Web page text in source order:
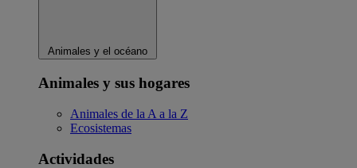
Animales y el océano
Animales y sus hogares
Animales de la A a la Z
Ecosistemas
Actividades